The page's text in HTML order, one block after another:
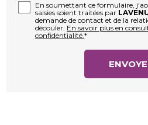
En soumettant ce formulaire,
saisies soient traitées par
demande de contact et de la
découler. En savoir plus en
confidentialité.*